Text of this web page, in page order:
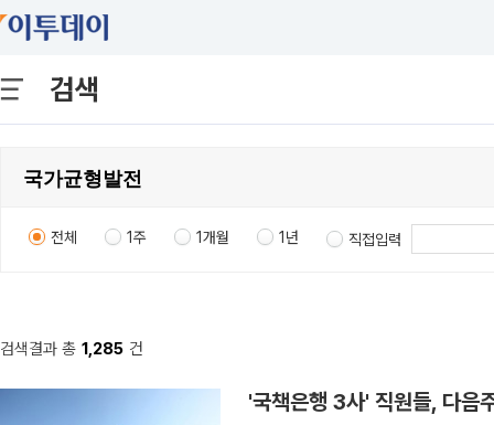
검색
전체 1주 1개월 1년 직접입력
검색결과 총 1,285 건
'국책은행 3사' 직원들, 다음